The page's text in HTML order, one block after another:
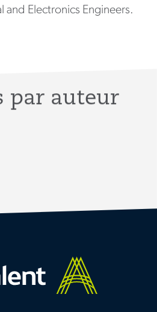
and Electronics Engineers.
par auteur